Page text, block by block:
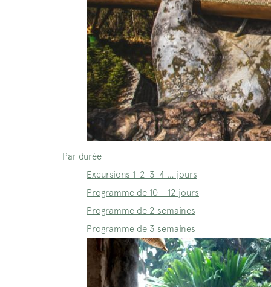
Par durée
Excursions 1-2-3-4 … jours
Programme de 10 – 12 jours
Programme de 2 semaines
Programme de 3 semaines